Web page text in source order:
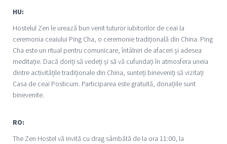
HU:
Hostelul Zen le urează bun venit tuturor iubitorilor de ceai la
ceremonia ceaiului Ping Cha, o ceremonie tradițională din China. Ping
Cha este un ritual pentru comunicare, întâlniri de afaceri și adesea
meditație. Dacă doriți să vedeți și să vă cufundați în atmosfera uneia
dintre activitățile tradiționale din China, sunteți bineveniți să vizitați
Casa de ceai Posticum. Participarea este gratuită, donațiile sunt
binevenite.
RO:
The Zen Hostel vă invită cu drag sâmbătă de la ora 11:00, la